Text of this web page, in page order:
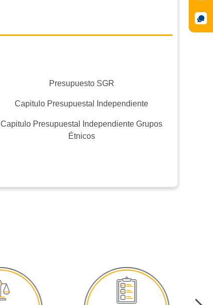
Presupuesto SGR
Capitulo Presupuestal Independiente
Capitulo Presupuestal Independiente Grupos
Étnicos